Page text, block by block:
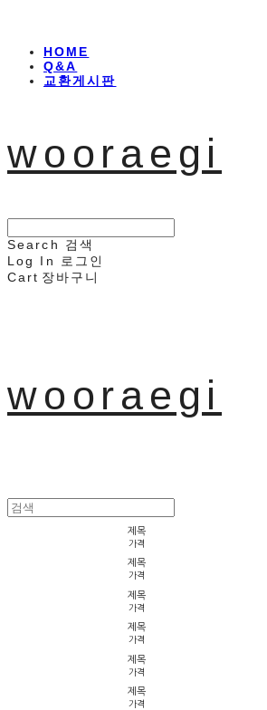
HOME
Q&A
교환게시판
wooraegi
Search
검색
Log In
로그인
Cart 장바구니
wooraegi
제목
가격
제목
가격
제목
가격
제목
가격
제목
가격
제목
가격